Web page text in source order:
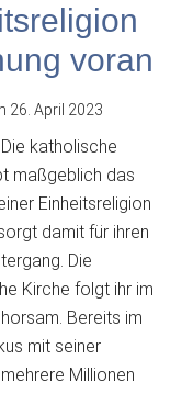
voran
26. April 2023
Die katholische
maßgeblich das
Einheitsreligion
damit für ihren
Die
Kirche folgt ihr im
Bereits im
mit seiner
Millionen